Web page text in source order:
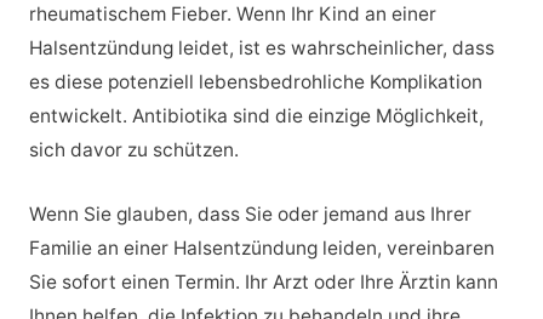
rheumatischem Fieber. Wenn Ihr Kind an einer
Halsentzündung leidet, ist es wahrscheinlicher, dass
es diese potenziell lebensbedrohliche Komplikation
entwickelt. Antibiotika sind die einzige Möglichkeit,
sich davor zu schützen.
Wenn Sie glauben, dass Sie oder jemand aus Ihrer
Familie an einer Halsentzündung leiden, vereinbaren
Sie sofort einen Termin. Ihr Arzt oder Ihre Ärztin kann